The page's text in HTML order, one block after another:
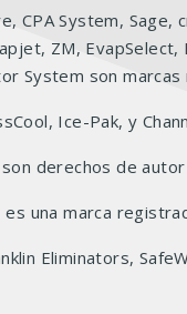
CPA System, Sage,
ZM,
System son
Ice-Pak, y
derechos de
una marca
Eliminators,